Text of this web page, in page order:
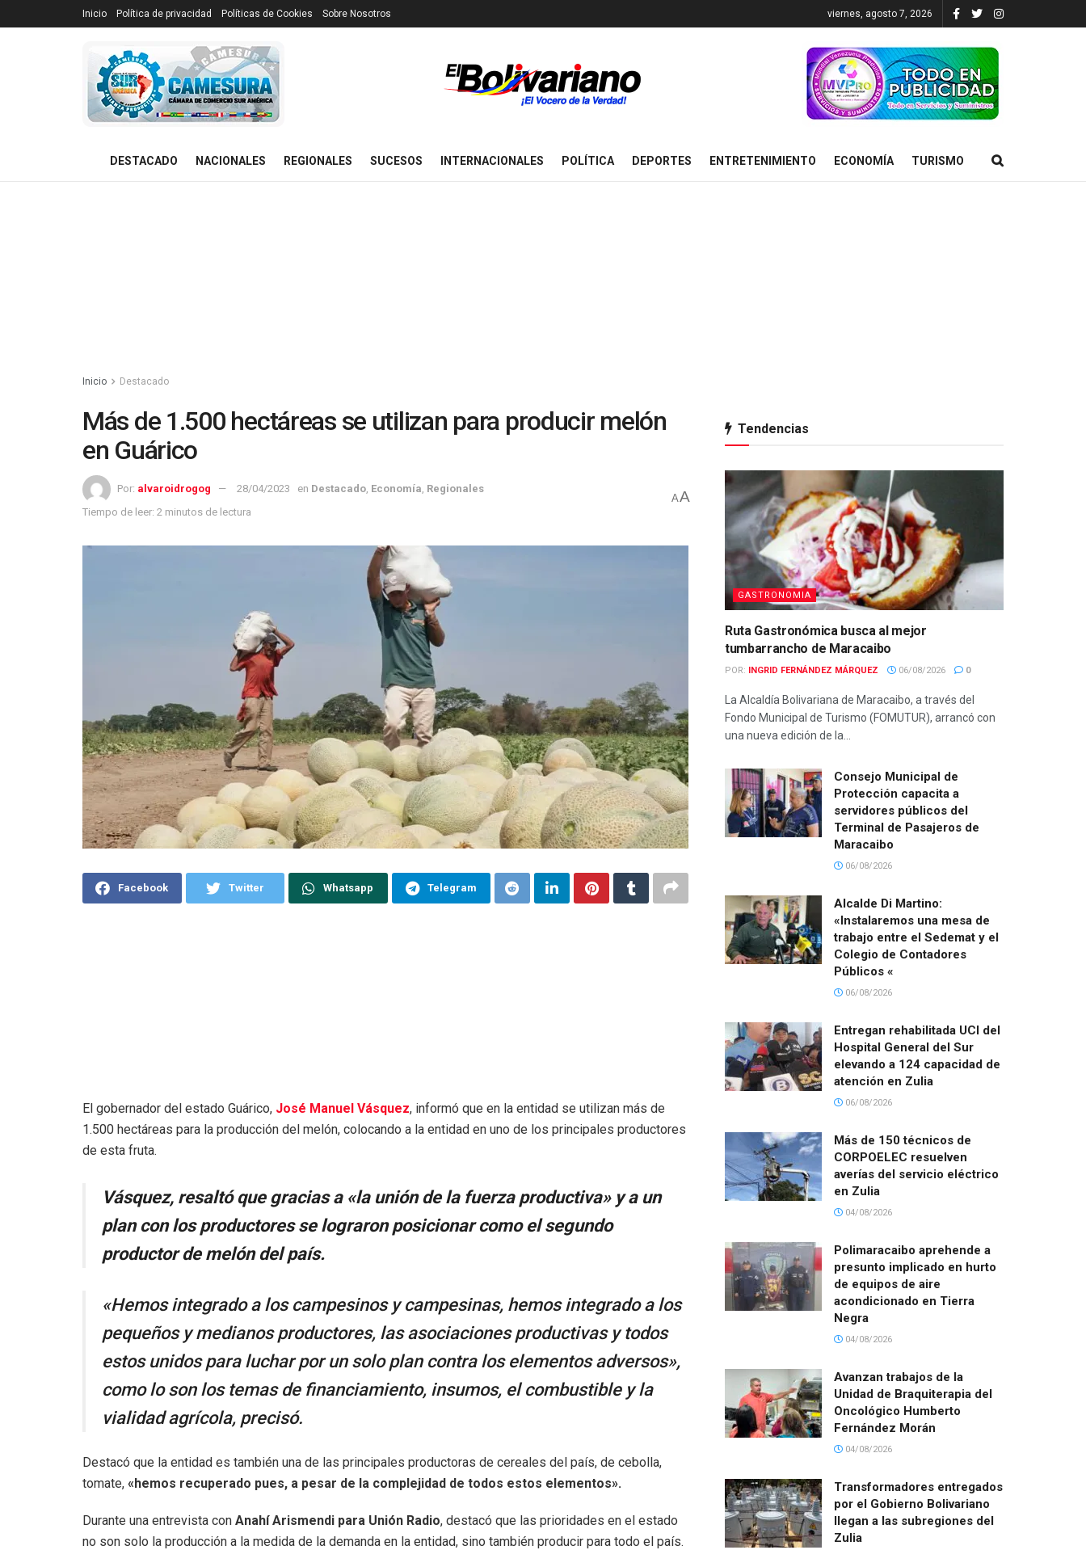
Inicio Política de privacidad Políticas de Cookies Sobre Nosotros viernes, agosto 7, 2026
DESTACADO NACIONALES REGIONALES SUCESOS INTERNACIONALES POLÍTICA DEPORTES ENTRETENIMIENTO ECONOMÍA TURISMO
Inicio Destacado
Más de 1.500 hectáreas se utilizan para producir melón
en Guárico
Por: alvaroidrogog 28/04/2023 en Destacado Economía Regionales
Tiempo de leer: 2 minutos de lectura
AA
Facebook Twitter Whatsapp Telegram
El gobernador del estado Guárico, José Manuel Vásquez, informó que en la entidad se utilizan más de
1.500 hectáreas para la producción del melón, colocando a la entidad en uno de los principales productores
de esta fruta.
Vásquez, resaltó que gracias a «la unión de la fuerza productiva» y a un
plan con los productores se lograron posicionar como el segundo
productor de melón del país.
«Hemos integrado a los campesinos y campesinas, hemos integrado a los
pequeños y medianos productores, las asociaciones productivas y todos
estos unidos para luchar por un solo plan contra los elementos adversos»,
como lo son los temas de financiamiento, insumos, el combustible y la
vialidad agrícola, precisó.
Destacó que la entidad es también una de las principales productoras de cereales del país, de cebolla,
tomate, «hemos recuperado pues, a pesar de la complejidad de todos estos elementos».
Durante una entrevista con Anahí Arismendi para Unión Radio, destacó que las prioridades en el estado
no son solo la producción a la medida de la demanda en la entidad, sino también producir para todo el país.
Tendencias
GASTRONOMIA
Ruta Gastronómica busca al mejor
tumbarrancho de Maracaibo
POR: INGRID FERNÁNDEZ MÁRQUEZ 06/08/2026 0
La Alcaldía Bolivariana de Maracaibo, a través del
Fondo Municipal de Turismo (FOMUTUR), arrancó con
una nueva edición de la...
Consejo Municipal de
Protección capacita a
servidores públicos del
Terminal de Pasajeros de
Maracaibo
06/08/2026
Alcalde Di Martino:
«Instalaremos una mesa de
trabajo entre el Sedemat y el
Colegio de Contadores
Públicos «
06/08/2026
Entregan rehabilitada UCI del
Hospital General del Sur
elevando a 124 capacidad de
atención en Zulia
06/08/2026
Más de 150 técnicos de
CORPOELEC resuelven
averías del servicio eléctrico
en Zulia
04/08/2026
Polimaracaibo aprehende a
presunto implicado en hurto
de equipos de aire
acondicionado en Tierra
Negra
04/08/2026
Avanzan trabajos de la
Unidad de Braquiterapia del
Oncológico Humberto
Fernández Morán
04/08/2026
Transformadores entregados
por el Gobierno Bolivariano
llegan a las subregiones del
Zulia